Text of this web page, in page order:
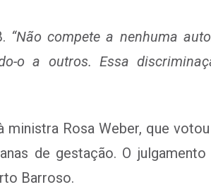
“Não compete a nenhuma
o a outros. Essa
Rosa Weber, que votou
de gestação. O
Barroso.